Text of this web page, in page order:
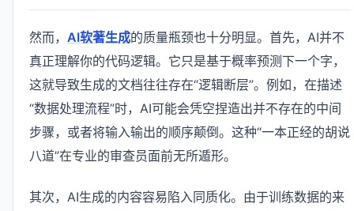
然而， AI软著生成的质量瓶颈也十分明显。首先，AI并不
真正理解你的代码逻辑。它只是基于概率预测下一个字，
这就导致生成的文档往往存在“逻辑断层”。例如，在描述
“数据处理流程”时，AI可能会凭空捏造出并不存在的中间
步骤，或者将输入输出的顺序颠倒。这种“一本正经的胡说
八道”在专业的审查员面前无所遁形。
其次，AI生成的内容容易陷入同质化。由于训练数据的来